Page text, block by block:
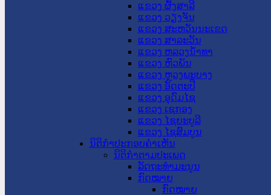
ແຂວງ ຜົ້ງສາລີ
ແຂວງ ວຽງຈັນ
ແຂວງ ສະຫວັນນະເຂດ
ແຂວງ ສາລະວັນ
ແຂວງ ຫລວງນໍ້າທາ
ແຂວງ ຫົວພັນ
ແຂວງ ຫຼວງພະບາງ
ແຂວງ ອັດຕະປື
ແຂວງ ອຸດົມໄຊ
ແຂວງ ເຊກອງ
ແຂວງ ໄຊຍະບູລີ
ແຂວງ ໄຊສົມບູນ
ນິຕິກໍາປະກອບຄໍາເຫັນ
ນິຕິກໍາຕາມປະເພດ
ລັດຖະທໍາມະນູນ
ກົດໝາຍ
ກົດໝາຍ